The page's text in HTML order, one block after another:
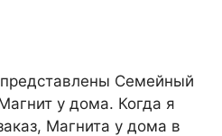
Семейный
у дома. Когда я
Магнита у дома в